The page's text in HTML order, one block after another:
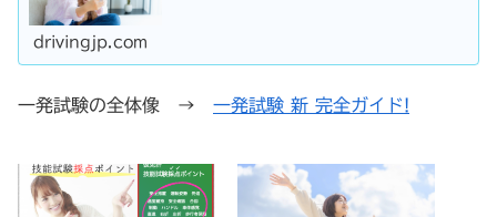
drivingjp.com
一発試験の全体像 → 一発試験 新 完全ガイド!